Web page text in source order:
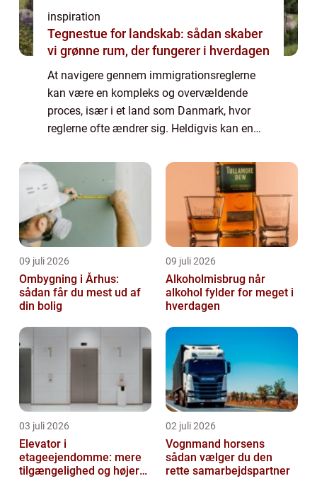
inspiration
Tegnestue for landskab: sådan skaber
vi grønne rum, der fungerer i hverdagen
At navigere gennem immigrationsreglerne
kan være en kompleks og overvældende
proces, især i et land som Danmark, hvor
reglerne ofte ændrer sig. Heldigvis kan en
juridisk assistance til b&a...
09 juli 2026
Ombygning i Århus:
sådan får du mest ud af
din bolig
09 juli 2026
Alkoholmisbrug når
alkohol fylder for meget i
hverdagen
03 juli 2026
Elevator i
etageejendomme: mere
tilgængelighed og højere
02 juli 2026
Vognmand horsens
sådan vælger du den
rette samarbejdspartner